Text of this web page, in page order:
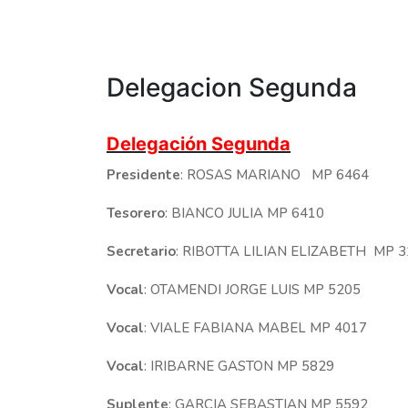
Delegacion Segunda
Delegación Segunda
Presidente: ROSAS MARIANO MP 6464
Tesorero: BIANCO JULIA MP 6410
Secretario: RIBOTTA LILIAN ELIZABETH MP
Vocal: OTAMENDI JORGE LUIS MP 5205
Vocal: VIALE FABIANA MABEL MP 4017
Vocal: IRIBARNE GASTON MP 5829
Suplente: GARCIA SEBASTIAN MP 5592